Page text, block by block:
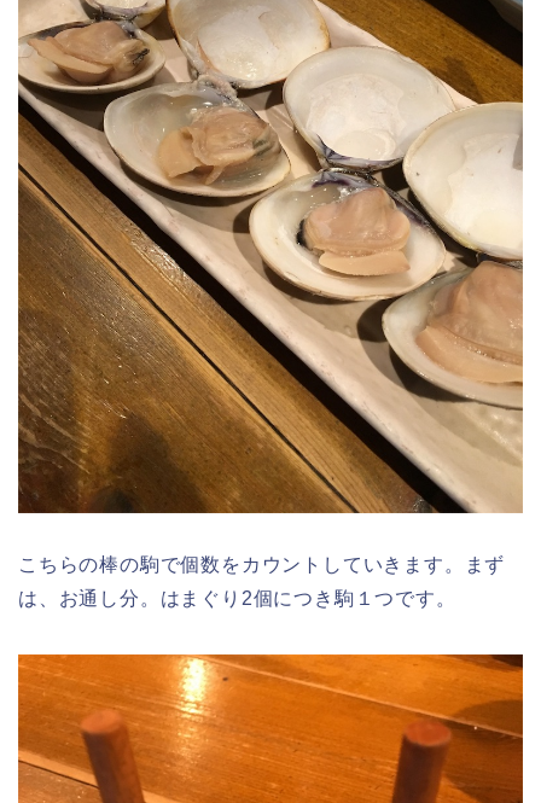
こちらの棒の駒で個数をカウントしていきます。まず
は、お通し分。はまぐり2個につき駒１つです。